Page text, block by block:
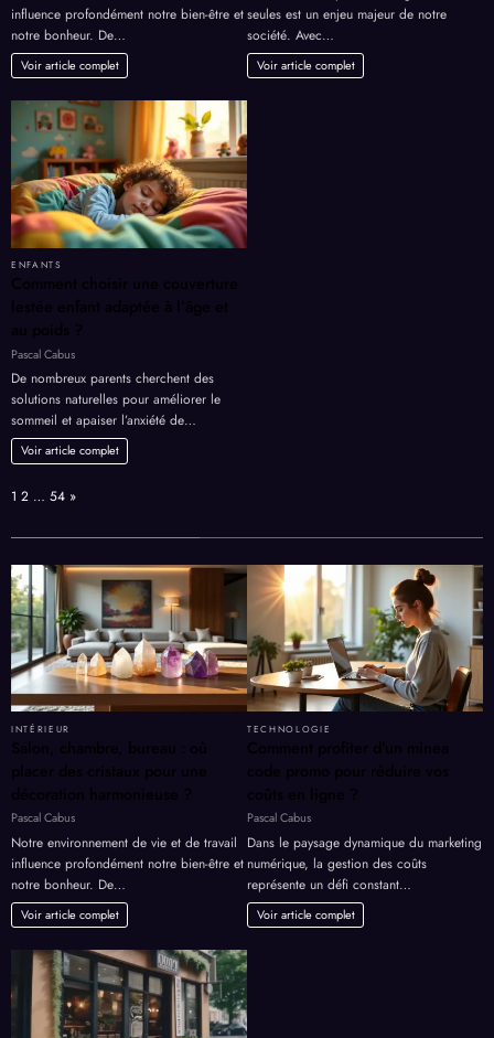
influence profondément notre bien-être et
notre bonheur. De…
Voir article complet
seules est un enjeu majeur de notre
société. Avec…
Voir article complet
ENFANTS
Comment choisir une couverture
lestée enfant adaptée à l’âge et
au poids ?
Pascal Cabus
De nombreux parents cherchent des
solutions naturelles pour améliorer le
sommeil et apaiser l’anxiété de…
Voir article complet
Page:
1 2 … 54 Next
»
INTÉRIEUR
Salon, chambre, bureau : où
placer des cristaux pour une
décoration harmonieuse ?
Pascal Cabus
Notre environnement de vie et de travail
influence profondément notre bien-être et
notre bonheur. De…
Voir article complet
TECHNOLOGIE
Comment profiter d’un minea
code promo pour réduire vos
coûts en ligne ?
Pascal Cabus
Dans le paysage dynamique du marketing
numérique, la gestion des coûts
représente un défi constant…
Voir article complet